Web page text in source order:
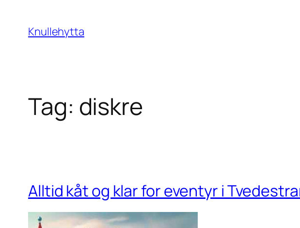
content
Knullehytta
Tag: diskre
Alltid kåt og klar for eventyr i